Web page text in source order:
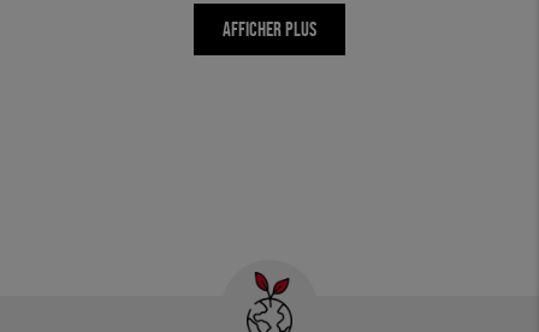
AFFICHER PLUS